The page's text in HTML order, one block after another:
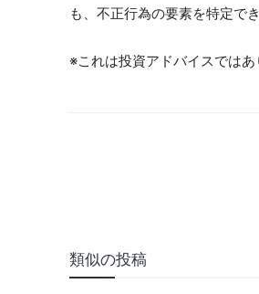
も、不正行為の要素を特定で
※これは投資アドバイスではあ
類似の投稿